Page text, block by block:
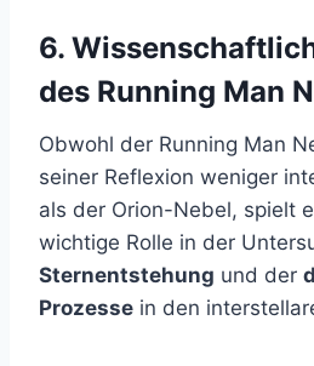
6.
des Running Man
Obwohl der Running Man
seiner Reflexion weniger
als der Orion-Nebel, spielt
wichtige Rolle in der
Sternentstehung und der
Prozesse in den